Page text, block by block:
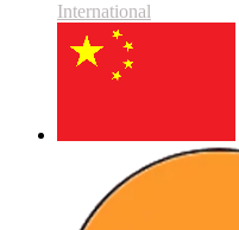
International